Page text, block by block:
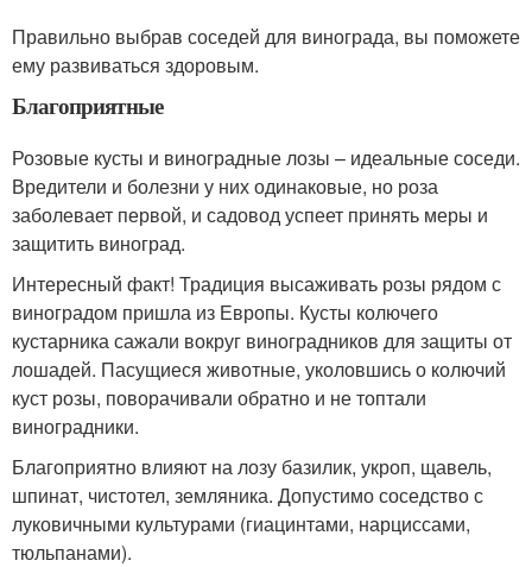
Правильно выбрав соседей для винограда, вы поможете
ему развиваться здоровым.
Благоприятные
Розовые кусты и виноградные лозы – идеальные соседи.
Вредители и болезни у них одинаковые, но роза
заболевает первой, и садовод успеет принять меры и
защитить виноград.
Интересный факт! Традиция высаживать розы рядом с
виноградом пришла из Европы. Кусты колючего
кустарника сажали вокруг виноградников для защиты от
лошадей. Пасущиеся животные, уколовшись о колючий
куст розы, поворачивали обратно и не топтали
виноградники.
Благоприятно влияют на лозу базилик, укроп, щавель,
шпинат, чистотел, земляника. Допустимо соседство с
луковичными культурами (гиацинтами, нарциссами,
тюльпанами).